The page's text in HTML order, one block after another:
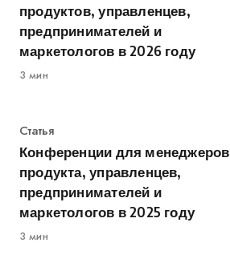
продуктов, управленцев,
предпринимателей и
маркетологов в 2026 году
3 мин
Категория
Статья
Конференции для менеджеров
продукта, управленцев,
предпринимателей и
маркетологов в 2025 году
3 мин